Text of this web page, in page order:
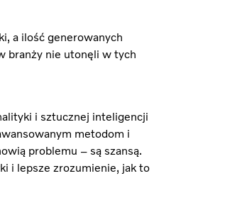
a ilość generowanych
branży nie utonęli w tych
i sztucznej inteligencji
metodom i
problemu – są szansą.
i lepsze zrozumienie, jak to